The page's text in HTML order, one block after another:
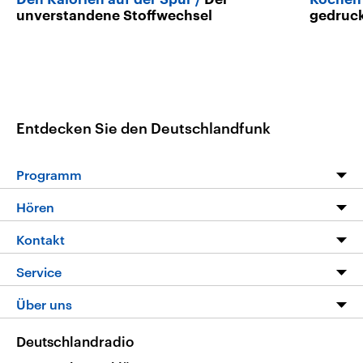
unverstandene Stoffwechsel
Entdecken Sie den Deutschlandfunk
Programm
Programm
Die Nachrichten
Nachrichtenleicht
Neue Beiträge auf dlf.de
Hören
Livestream
Podcasts
Deutschlandfunk App
Nachrichten App
Kontakt
Hörerservice
Service
FAQ
Veranstaltungen
Über uns
Deutschlandradio